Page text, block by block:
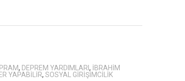
, DEPREM YARDIMLARI , IBRAHIM
YAPABILIR, SOSYAL GIRIŞIMCILIK